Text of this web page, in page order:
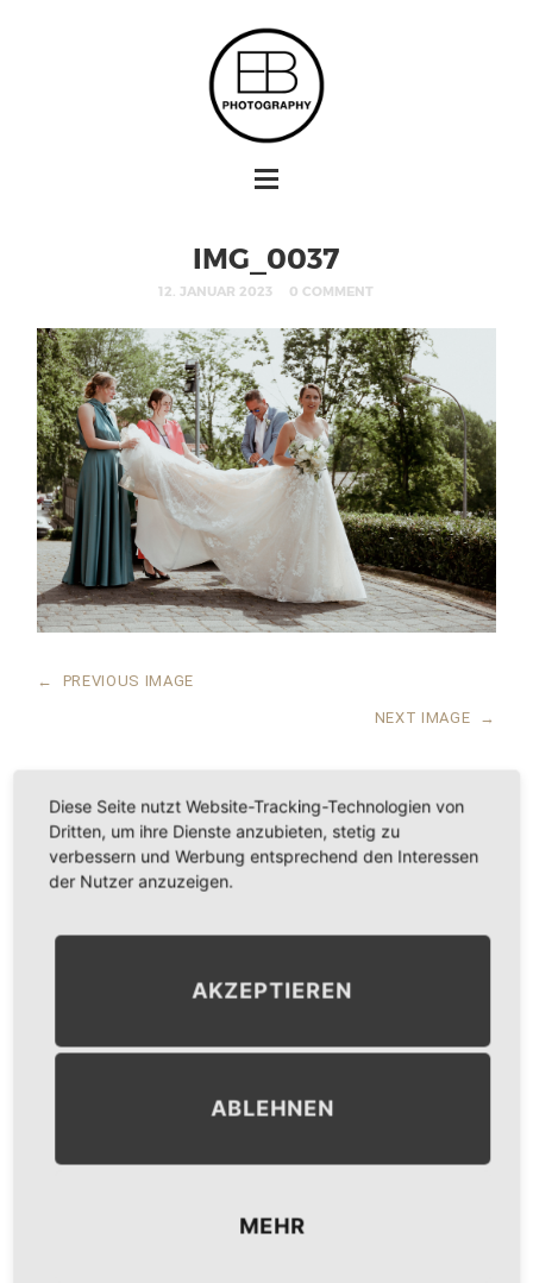
IMG_0037
12. JANUAR 2023 0 COMMENT
← PREVIOUS IMAGE
NEXT IMAGE →
LEAVE A COMMENT
Diese Seite nutzt Website-Tracking-Technologien von
Dritten, um ihre Dienste anzubieten, stetig zu
verbessern und Werbung entsprechend den Interessen
der Nutzer anzuzeigen.
AKZEPTIEREN
ABLEHNEN
MEHR